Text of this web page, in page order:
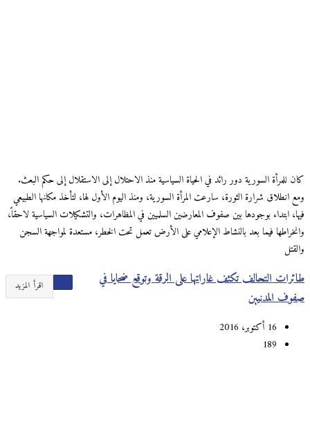
كان للمرأة السورية دور رائد في الحياة السياسية منذ الاحتلال إلى الاستقلال إلى حكم البعث.
ومع انطلاق شرارة الثورة، سارعت المرأة السورية، ومنذ اليوم الأول لها، لتأخذ مكانها الطبيعي
فيها، ابتداء بوجودها بين صفوف المعارضين السلميين في المظاهرات، والتشكيلات السياسية لاحقاً،
وانخراطها فيما بعد بالنشاط الإعلامي على الأرض تعمل تحت الخطر، مستعدة لمواجهة السجن
والقتل
اقرأ المزيد
طائرات التحالف تكثف غاراتها على الرقة وتوقع ضحايا في
صفوف المدنيين
16 أكتوبر، 2016
189